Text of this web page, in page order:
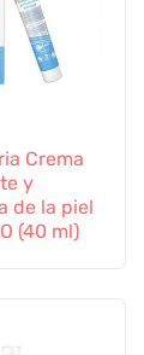
Crema
y
de la piel
(40 ml)